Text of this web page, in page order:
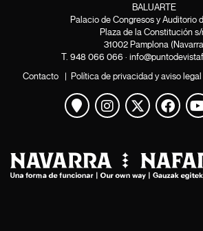
BALUARTE
Palacio de Congresos y Auditorio
Plaza de la Constitución s/
31002 Pamplona
T. 948 066 066 ·
Contacto | Política de privacidad y aviso legal
Ver mapa